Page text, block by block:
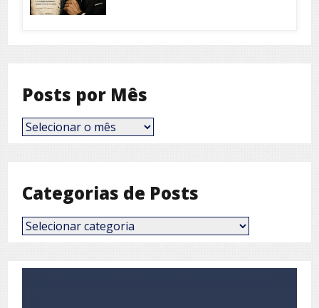
Posts por Mês
Posts
por
Categorias de Posts
Categorias
de